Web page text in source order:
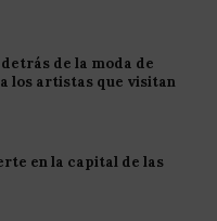
de la moda de
los artistas que visitan
en la capital de las